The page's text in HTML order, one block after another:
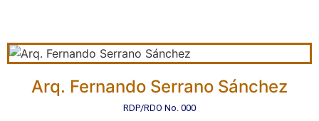
Arq. Fernando Serrano Sánchez
RDP/RDO No. 000